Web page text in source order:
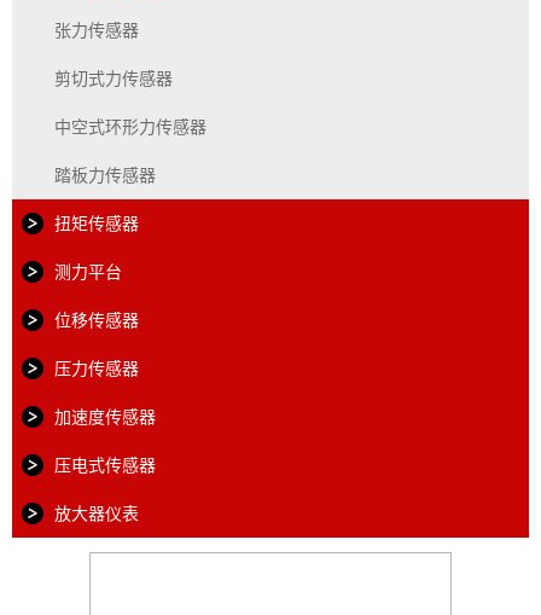
张力传感器
剪切式力传感器
中空式环形力传感器
踏板力传感器
扭矩传感器
测力平台
位移传感器
压力传感器
加速度传感器
压电式传感器
放大器仪表